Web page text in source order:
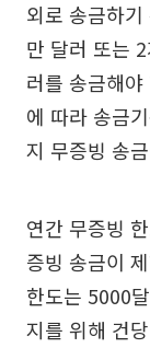
외로 송금하
만 달러 또는
러를 송금해
에 따라 송금
지 무증빙 송
연간 무증빙
증빙 송금이
한도는 5000
지를 위해 건